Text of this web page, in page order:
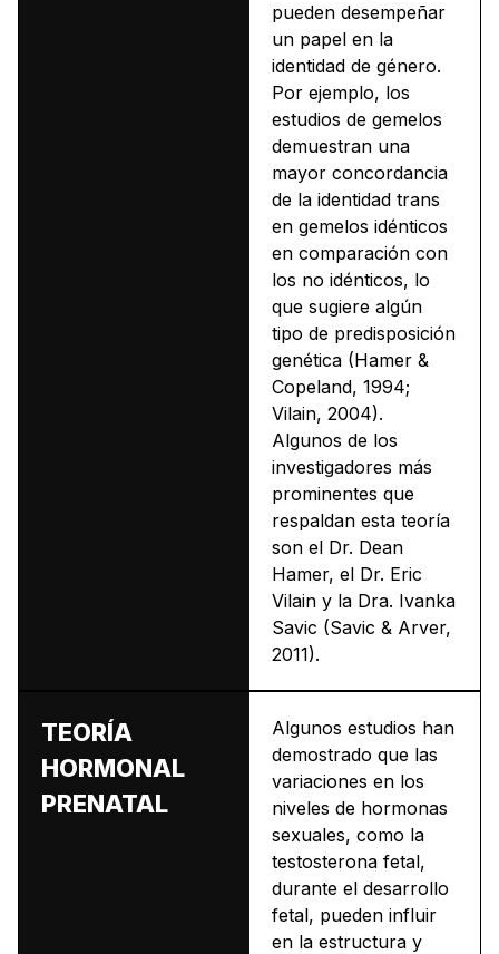
pueden desempeñar
un papel en la
identidad de género.
Por ejemplo, los
estudios de gemelos
demuestran una
mayor concordancia
de la identidad trans
en gemelos idénticos
en comparación con
los no idénticos, lo
que sugiere algún
tipo de predisposición
genética (Hamer &
Copeland, 1994;
Vilain, 2004).
Algunos de los
investigadores más
prominentes que
respaldan esta teoría
son el Dr. Dean
Hamer, el Dr. Eric
Vilain y la Dra. Ivanka
Savic (Savic & Arver,
2011).
TEORÍA
HORMONAL
PRENATAL
Algunos estudios han
demostrado que las
variaciones en los
niveles de hormonas
sexuales, como la
testosterona fetal,
durante el desarrollo
fetal, pueden influir
en la estructura y